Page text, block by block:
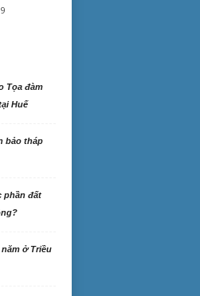
Tọa đàm
Huế
bảo tháp
phần đất
ở Triều